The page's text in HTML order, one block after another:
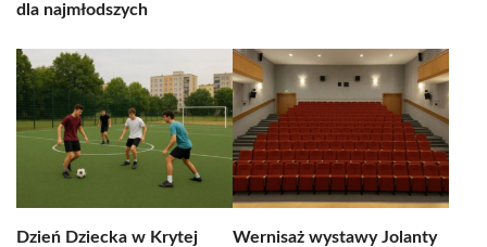
dla najmłodszych
Dzień Dziecka w Krytej
Wernisaż wystawy Jolanty